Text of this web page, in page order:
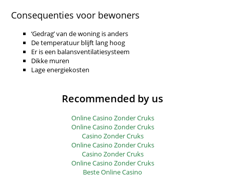
Consequenties voor bewoners
‘Gedrag’ van de woning is anders
De temperatuur blijft lang hoog
Er is een balansventilatiesysteem
Dikke muren
Lage energiekosten
Recommended by us
Online Casino Zonder Cruks
Online Casino Zonder Cruks
Casino Zonder Cruks
Online Casino Zonder Cruks
Casino Zonder Cruks
Online Casino Zonder Cruks
Beste Online Casino